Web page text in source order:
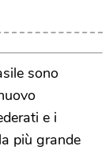
sono
e i
più grande